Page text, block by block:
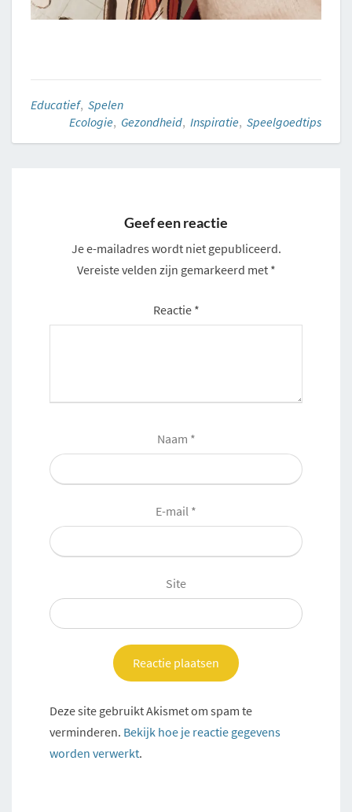
Educatief, Spelen
Ecologie, Gezondheid, Inspiratie, Speelgoedtips
Geef een reactie
Je e-mailadres wordt niet gepubliceerd.
Vereiste velden zijn gemarkeerd met *
Reactie *
Naam *
E-mail *
Site
Deze site gebruikt Akismet om spam te
verminderen. Bekijk hoe je reactie gegevens
worden verwerkt.